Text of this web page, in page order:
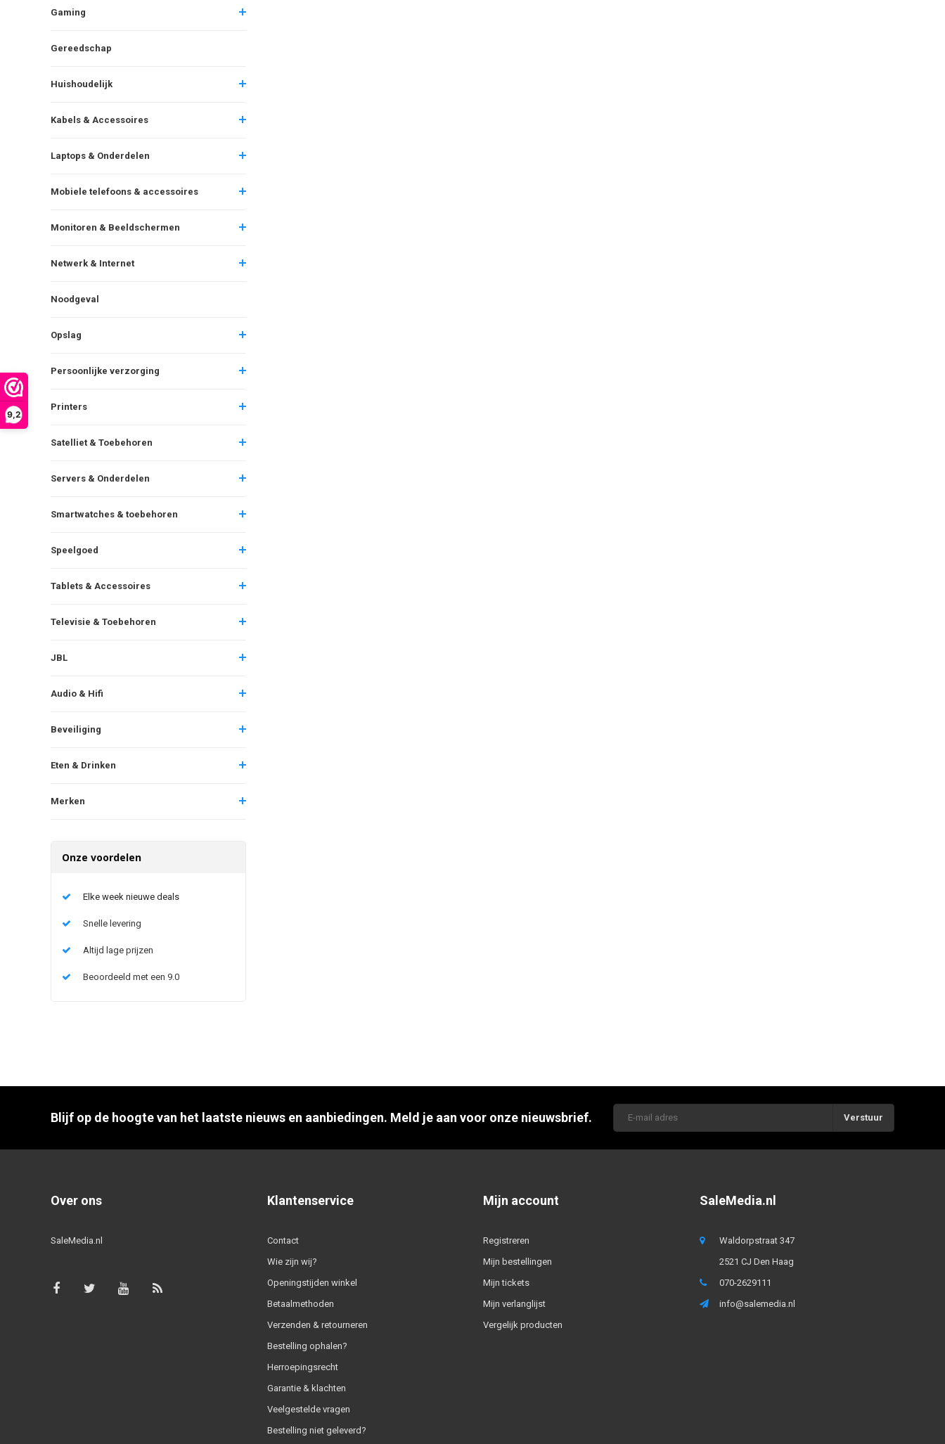
9,2
Gaming
Gereedschap
Huishoudelijk
Kabels & Accessoires
Laptops & Onderdelen
Mobiele telefoons & accessoires
Monitoren & Beeldschermen
Netwerk & Internet
Noodgeval
Opslag
Persoonlijke verzorging
Printers
Satelliet & Toebehoren
Servers & Onderdelen
Smartwatches & toebehoren
Speelgoed
Tablets & Accessoires
Televisie & Toebehoren
JBL
Audio & Hifi
Beveiliging
Eten & Drinken
Merken
Onze voordelen
Elke week nieuwe deals
Snelle levering
Altijd lage prijzen
Beoordeeld met een 9.0
Blijf op de hoogte van het laatste nieuws en aanbiedingen. Meld je aan voor onze nieuwsbrief. Verstuur
Over ons
SaleMedia.nl
Klantenservice
Contact
Wie zijn wij?
Openingstijden winkel
Betaalmethoden
Verzenden & retourneren
Bestelling ophalen?
Herroepingsrecht
Garantie & klachten
Veelgestelde vragen
Bestelling niet geleverd?
Mijn account
Registreren
Mijn bestellingen
Mijn tickets
Mijn verlanglijst
Vergelijk producten
SaleMedia.nl
Waldorpstraat 347
2521 CJ Den Haag
070-2629111
info@salemedia.nl